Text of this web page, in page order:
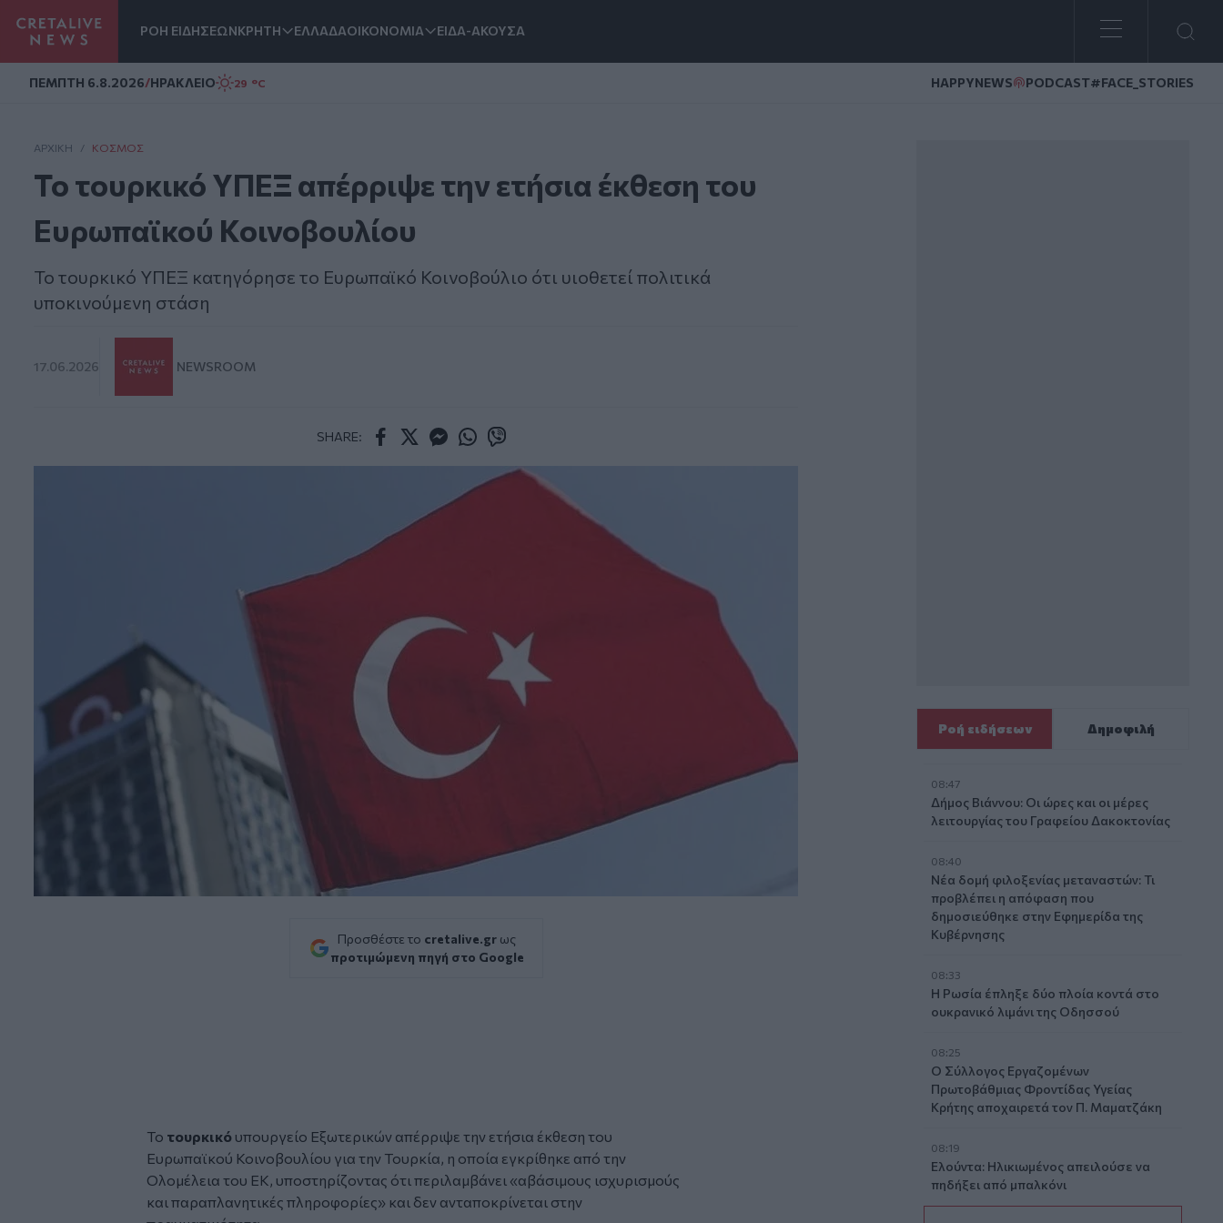
ΡΟΗ ΕΙΔΗΣΕΩΝΚΡΗΤΗ ΕΛΛΑΔΑΟΙΚΟΝΟΜΙΑ ΕΙΔΑ-ΑΚΟΥΣΑ
ΠΕΜΠΤΗ 6.8.2026/ΗΡΑΚΛΕΙΟ 29 °C HAPPYNEWS PODCAST#FACE_STORIES
ΑΡΧΙΚΗ / ΚΌΣΜΟΣ
Το τουρκικό ΥΠΕΞ απέρριψε την ετήσια έκθεση του
Ευρωπαϊκού Κοινοβουλίου
Το τουρκικό ΥΠΕΞ κατηγόρησε το Ευρωπαϊκό Κοινοβούλιο ότι υιοθετεί πολιτικά
υποκινούμενη στάση
17.06.2026 NEWSROOM
SHARE:
Προσθέστε το cretalive.gr ως
προτιμώμενη πηγή στο Google
Το τουρκικό υπουργείο Εξωτερικών απέρριψε την ετήσια έκθεση του
Ευρωπαϊκού Κοινοβουλίου για την Τουρκία, η οποία εγκρίθηκε από την
Ολομέλεια του ΕΚ, υποστηρίζοντας ότι περιλαμβάνει «αβάσιμους ισχυρισμούς
και παραπλανητικές πληροφορίες» και δεν ανταποκρίνεται στην
Ροή ειδήσεων Δημοφιλή
08:47
Δήμος Βιάννου: Οι ώρες και οι μέρες
λειτουργίας του Γραφείου Δακοκτονίας
08:40
Νέα δομή φιλοξενίας μεταναστών: Τι
προβλέπει η απόφαση που
δημοσιεύθηκε στην Εφημερίδα της
Κυβέρνησης
08:33
Η Ρωσία έπληξε δύο πλοία κοντά στο
ουκρανικό λιμάνι της Οδησσού
08:25
Ο Σύλλογος Εργαζομένων
Πρωτοβάθμιας Φροντίδας Υγείας
Κρήτης αποχαιρετά τον Π. Μαματζάκη
08:19
Ελούντα: Ηλικιωμένος απειλούσε να
πηδήξει από μπαλκόνι